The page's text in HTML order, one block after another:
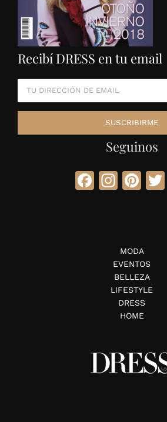
Recibí DRESS en tu email
Seguinos
MODA
EVENTOS
BELLEZA
LIFESTYLE
DRESS
HOME